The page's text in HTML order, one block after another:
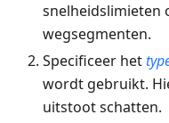
snelheidslimieten
wegsegmenten.
Specificeer het
wordt gebruikt.
uitstoot schatten.